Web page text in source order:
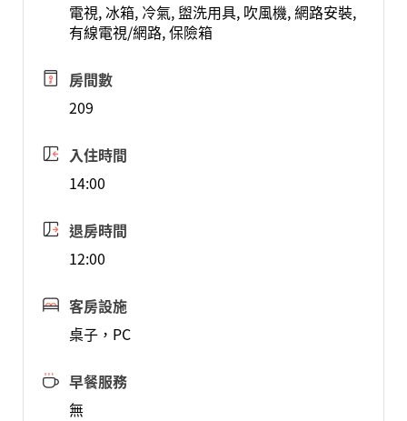
電視, 冰箱, 冷氣, 盥洗用具, 吹風機, 網路安裝,
有線電視/網路, 保險箱
房間數
209
入住時間
14:00
退房時間
12:00
客房設施
桌子，PC
早餐服務
無